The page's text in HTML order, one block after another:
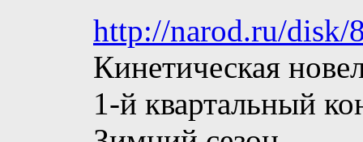
http://narod.ru/disk/
Кинетическая
1-й квартальный